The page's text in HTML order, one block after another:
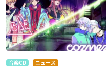
音楽CD ニュース